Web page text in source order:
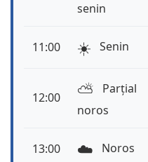
senin
11:00 ☀️ Senin
12:00 ⛅️
Parțial
noros
13:00 ☁️ Noros